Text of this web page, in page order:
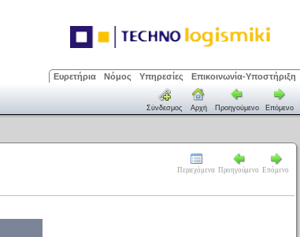
Ευρετήρια Νόμος Υπηρεσίες Επικοινωνία-Υποστήριξη
Σύνδεσμος Αρχή Προηγούμενο Επόμενο